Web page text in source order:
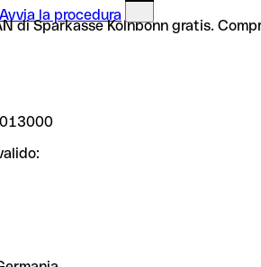
Avvia la procedura
di Sparkasse Kolnbonn gratis.